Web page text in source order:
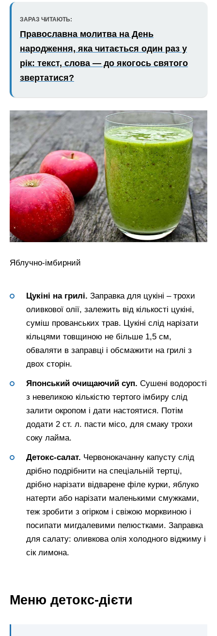
ЗАРАЗ ЧИТАЮТЬ:
Православна молитва на День
народження, яка читається один раз у
рік: текст, слова — до якогось святого
звертатися?
Яблучно-імбирний
Цукіні на грилі. Заправка для цукіні – трохи
оливкової олії, залежить від кількості цукіні,
суміш прованських трав. Цукіні слід нарізати
кільцями товщиною не більше 1,5 см,
обваляти в заправці і обсмажити на грилі з
двох сторін.
Японський очищаючий суп. Сушені водорості
з невеликою кількістю тертого імбиру слід
залити окропом і дати настоятися. Потім
додати 2 ст. л. пасти місо, для смаку трохи
соку лайма.
Детокс-салат. Червонокачанну капусту слід
дрібно подрібнити на спеціальній тертці,
дрібно нарізати відварене філе курки, яблуко
натерти або нарізати маленькими смужками,
теж зробити з огірком і свіжою морквиною і
посипати мигдалевими пелюстками. Заправка
для салату: оливкова олія холодного віджиму і
сік лимона.
Меню детокс-дієти